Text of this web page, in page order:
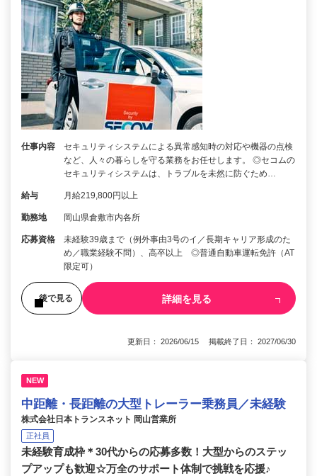
仕事内容
セキュリティシステムによる異常感知時の対応や機器の点検
など、人々の暮らしを守る業務をお任せします。 ◎セコムの
セキュリティシステムは、トラブルを未然に防ぐため…
給与 月給219,800円以上
勤務地 岡山県倉敷市内各所
応募資格
未経験39歳まで（例外事由3号のイ／長期キャリア形成のた
め／職業経験不問）、高卒以上 ◎普通自動車運転免許（AT
限定可）
後で見る 詳細を見る
更新日： 2026/06/15 掲載終了日： 2027/06/30
NEW
中距離・長距離の大型トレーラー乗務員／未経験
株式会社日本トランスネット 岡山営業所
正社員
未経験育成枠＊30代からの応募多数！大型からのステッ
プアップも歓迎☆万全のサポート体制で挑戦を応援♪